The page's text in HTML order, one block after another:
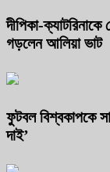
দীপিকা-
গড়লেন আলিয়া ভাট
ফুটবল বিশ্বকাপকে
দাই’